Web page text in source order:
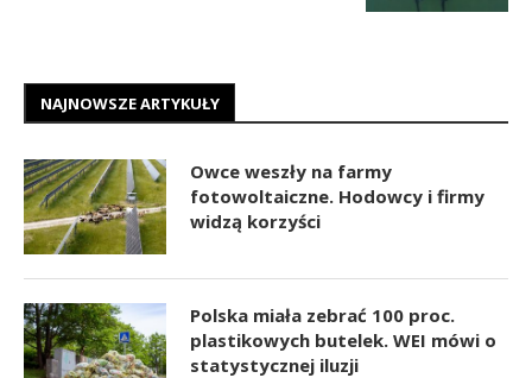
NAJNOWSZE ARTYKUŁY
Owce weszły na farmy
fotowoltaiczne. Hodowcy i firmy
widzą korzyści
Polska miała zebrać 100 proc.
plastikowych butelek. WEI mówi o
statystycznej iluzji